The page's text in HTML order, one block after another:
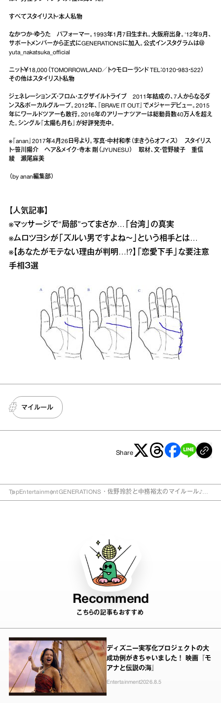
すべてスタイリスト・本人私物
なかつか・ゆうた パフォーマー。1993年1月7日生まれ。大阪府出身。'12年9月、
サポートメンバーから正式にGENERATIONSに加入。公式インスタグラムは＠
yuta_nakatsuka_official
ニット￥18,000（TOMORROWLAND／トゥモローランド TEL：0120・983・522）
その他はスタイリスト私物
ジェネレーションズ・フロム・エグザイルトライブ 2011年結成の、7人からなるダ
ンス＆ボーカルグループ。2012年、『BRAVE IT OUT』でメジャーデビュー。2015
年にワールドツアーも敢行。2016年のアリーナツアーは総動員数40万人を超え
た。シングル『太陽も月も』が好評発売中。
※『anan』2017年4月26日号より。写真・中村和孝（まきうらオフィス） スタイリス
ト・笹川陽介 ヘア＆メイク・寺本 剛（JYUNESU） 取材、文・菅野綾子 重信
綾 瀬尾麻美
（by anan編集部）
【人気記事】
※マッサージで“局部”ってまさか…「台湾」の真実
※ムロツヨシが「ズルい男ですよね〜」という相手とは…
※【あなたがモテない理由が判明…!?】「恋愛下手」な要注意
手相３選
マイルール
Share
TopEntertainmentGENERATIONS・佐野玲於と中務裕太のマイルール♪ダ
Recommend
こちらの記事もおすすめ
ディズニー実写化プロジェクトの大
成功例がきちゃいました！ 映画『モ
アナと伝説の海』
Entertainment2026.8.5